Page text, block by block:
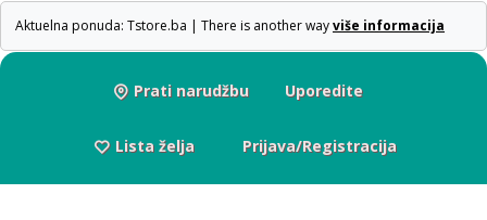
Aktuelna ponuda: Tstore.ba | There is another wayviše informacija
Prati narudžbu Uporedite
Lista želja Prijava/Registracija